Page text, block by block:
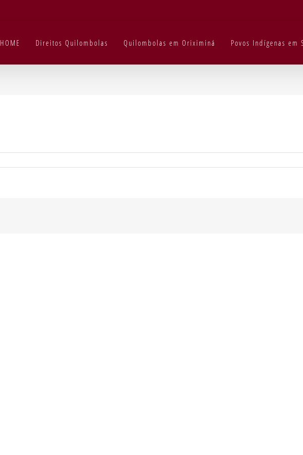
HOME Direitos Quilombolas Quilombolas em Oriximiná Povos Indígenas em